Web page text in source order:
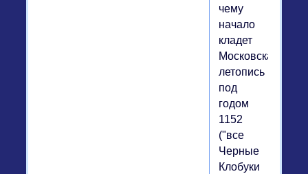
чему
начало
кладет
Московская
летопись
под
годом
1152
("все
Черные
Клобуки